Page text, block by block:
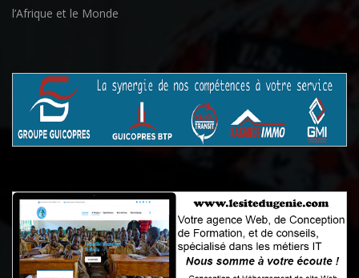
l’Afrique et le Monde